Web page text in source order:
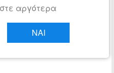
αργότερα
ΝΑΙ